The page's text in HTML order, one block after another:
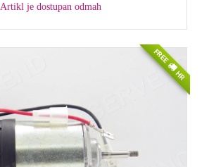
Artikl je dostupan odmah
FREE
HR